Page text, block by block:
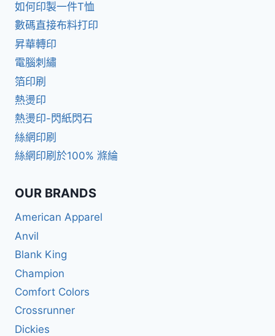
如何印製一件T恤
數碼直接布料打印
昇華轉印
電腦刺繡
箔印刷
熱燙印
熱燙印-閃紙閃石
絲網印刷
絲網印刷於100% 滌綸
OUR BRANDS
American Apparel
Anvil
Blank King
Champion
Comfort Colors
Crossrunner
Dickies